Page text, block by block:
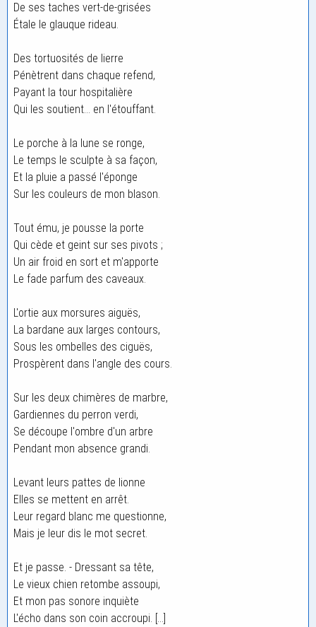
De ses taches vert-de-grisées
Étale le glauque rideau.
Des tortuosités de lierre
Pénètrent dans chaque refend,
Payant la tour hospitalière
Qui les soutient... en l'étouffant.
Le porche à la lune se ronge,
Le temps le sculpte à sa façon,
Et la pluie a passé l'éponge
Sur les couleurs de mon blason.
Tout ému, je pousse la porte
Qui cède et geint sur ses pivots ;
Un air froid en sort et m'apporte
Le fade parfum des caveaux.
L'ortie aux morsures aiguës,
La bardane aux larges contours,
Sous les ombelles des ciguës,
Prospèrent dans l'angle des cours.
Sur les deux chimères de marbre,
Gardiennes du perron verdi,
Se découpe l'ombre d'un arbre
Pendant mon absence grandi.
Levant leurs pattes de lionne
Elles se mettent en arrêt.
Leur regard blanc me questionne,
Mais je leur dis le mot secret.
Et je passe. - Dressant sa tête,
Le vieux chien retombe assoupi,
Et mon pas sonore inquiète
L'écho dans son coin accroupi. [...]